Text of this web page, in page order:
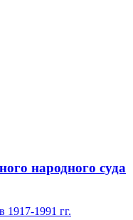
народного суда
1917-1991 гг.